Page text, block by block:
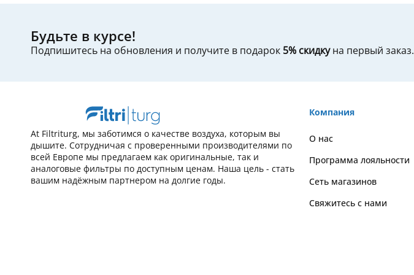
Будьте в курсе!
Подпишитесь на обновления и получите в подарок 5% скидкуна первый заказ.
At Filtriturg, мы заботимся о качестве воздуха, которым вы
дышите. Сотрудничая с проверенными производителями по
всей Европе мы предлагаем как оригинальные, так и
аналоговые фильтры по доступным ценам. Наша цель - стать
вашим надёжным партнером на долгие годы.
Компания
О нас
Программа лояльности
Сеть магазинов
Свяжитесь с нами